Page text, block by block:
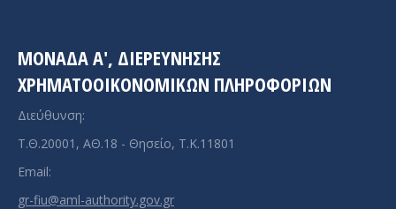
ΜΟΝΑΔΑ A', ΔΙΕΡΕΥΝΗΣΗΣ
ΧΡΗΜΑΤΟΟΙΚΟΝΟΜΙΚΩΝ ΠΛΗΡΟΦΟΡΙΩΝ
Διεύθυνση:
Τ.Θ.20001, ΑΘ.18 - Θησείο, Τ.Κ.11801
Email:
gr-fiu@aml-authority.gov.gr